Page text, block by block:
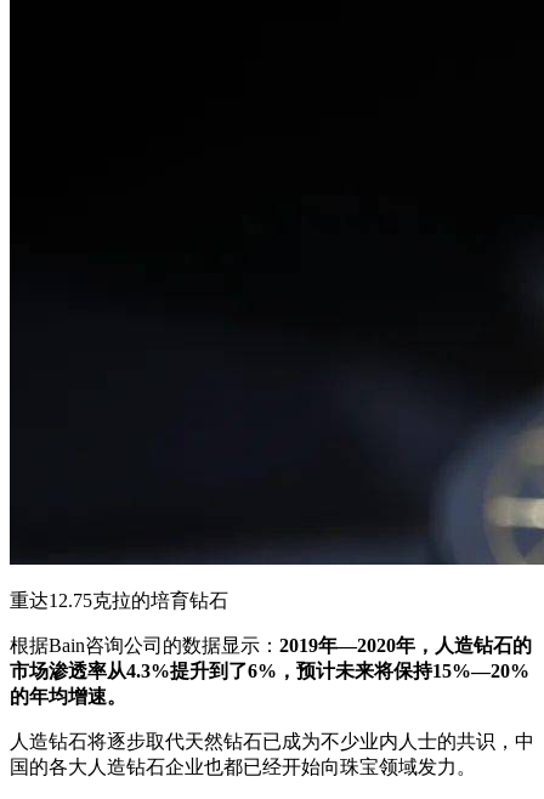
重达12.75克拉的培育钻石
根据Bain咨询公司的数据显示： 2019年—2020年，人造钻石的
市场渗透率从4.3%提升到了6%，预计未来将保持15%—20%
的年均增速。
人造钻石将逐步取代天然钻石已成为不少业内人士的共识，中
国的各大人造钻石企业也都已经开始向珠宝领域发力。